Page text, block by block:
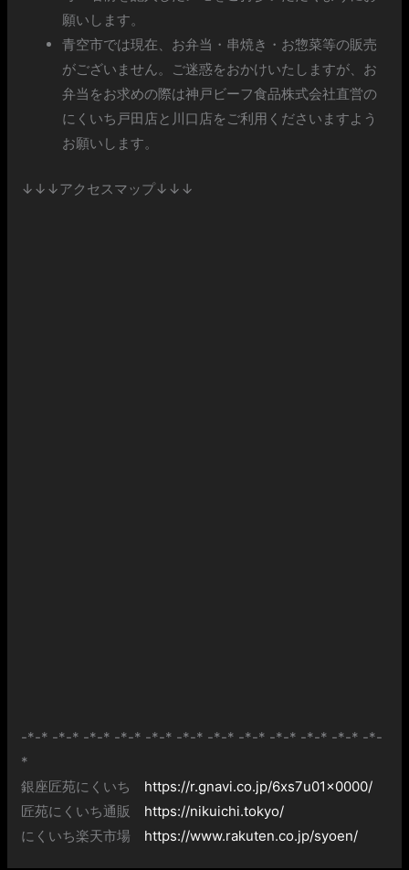
願いします。
青空市では現在、お弁当・串焼き・お惣菜等の販売
がございません。ご迷惑をおかけいたしますが、お
弁当をお求めの際は神戸ビーフ食品株式会社直営の
にくいち戸田店と川口店をご利用くださいますよう
お願いします。
↓↓↓アクセスマップ↓↓↓
-*-* -*-* -*-* -*-* -*-* -*-* -*-* -*-* -*-* -*-* -*-* -*-
*
銀座匠苑にくいち https://r.gnavi.co.jp/6xs7u01x0000/
匠苑にくいち通販 https://nikuichi.tokyo/
にくいち楽天市場 https://www.rakuten.co.jp/syoen/